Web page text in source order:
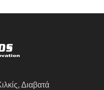
Διαβατά